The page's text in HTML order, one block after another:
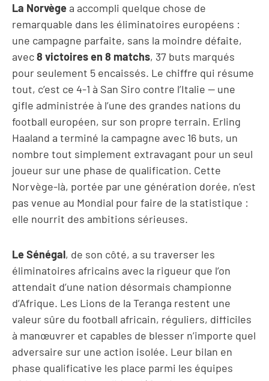
La Norvège a accompli quelque chose de
remarquable dans les éliminatoires européens :
une campagne parfaite, sans la moindre défaite,
avec8 victoires en 8 matchs, 37 buts marqués
pour seulement 5 encaissés. Le chiffre qui résume
tout, c’est ce 4-1 à San Siro contre l’Italie — une
gifle administrée à l’une des grandes nations du
football européen, sur son propre terrain. Erling
Haaland a terminé la campagne avec 16 buts, un
nombre tout simplement extravagant pour un seul
joueur sur une phase de qualification. Cette
Norvège-là, portée par une génération dorée, n’est
pas venue au Mondial pour faire de la statistique :
elle nourrit des ambitions sérieuses.
Le Sénégal, de son côté, a su traverser les
éliminatoires africains avec la rigueur que l’on
attendait d’une nation désormais championne
d’Afrique. Les Lions de la Teranga restent une
valeur sûre du football africain, réguliers, difficiles
à manœuvrer et capables de blesser n’importe quel
adversaire sur une action isolée. Leur bilan en
phase qualificative les place parmi les équipes